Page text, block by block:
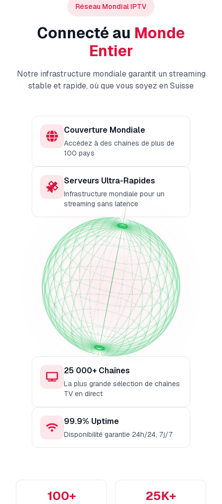
Réseau Mondial IPTV
Connecté au Monde
Entier
Notre infrastructure mondiale garantit un streaming
stable et rapide, où que vous soyez en Suisse
Couverture Mondiale
Accédez à des chaînes de plus de
100 pays
Serveurs Ultra-Rapides
Infrastructure mondiale pour un
streaming sans latence
25 000+ Chaînes
La plus grande sélection de chaînes
TV en direct
99.9% Uptime
Disponibilité garantie 24h/24, 7j/7
100+ 25K+